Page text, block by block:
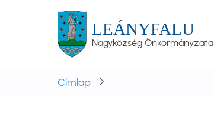
LEÁNYFALU
Nagyközség Önkormányzata
Címlap